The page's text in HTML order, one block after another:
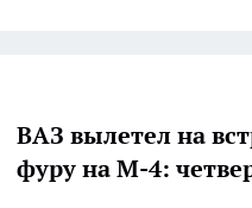
ВАЗ вылетел на
фуру на М-4: